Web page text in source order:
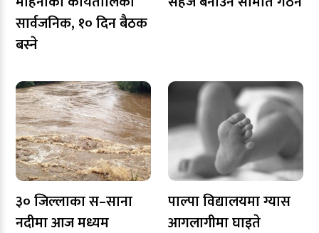
सार्वजनिक, १० दिन बैठक
बस्ने
३० जिल्लाका स–साना
नदीमा आज मध्यम
पाल्पा विद्यालयमा ग्यास
आगलागीमा घाइते